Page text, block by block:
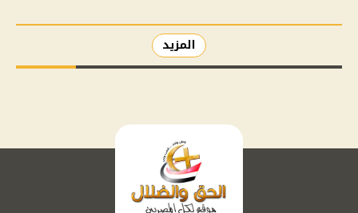
المزيد